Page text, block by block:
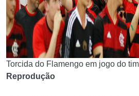
Torcida do Flamengo em jogo do
Reprodução